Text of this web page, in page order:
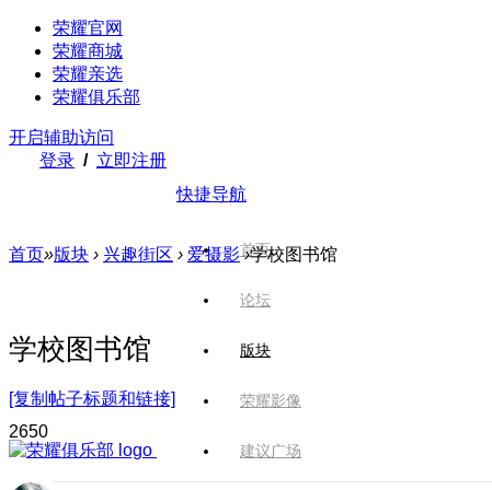
荣耀官网
荣耀商城
荣耀亲选
荣耀俱乐部
开启辅助访问
登录 / 立即注册
快捷导航
首页
论坛
版块
荣耀影像
建议广场
首页»版块 › 兴趣街区 › 爱摄影 ›学校图书馆
学校图书馆
[复制帖子标题和链接]
2650